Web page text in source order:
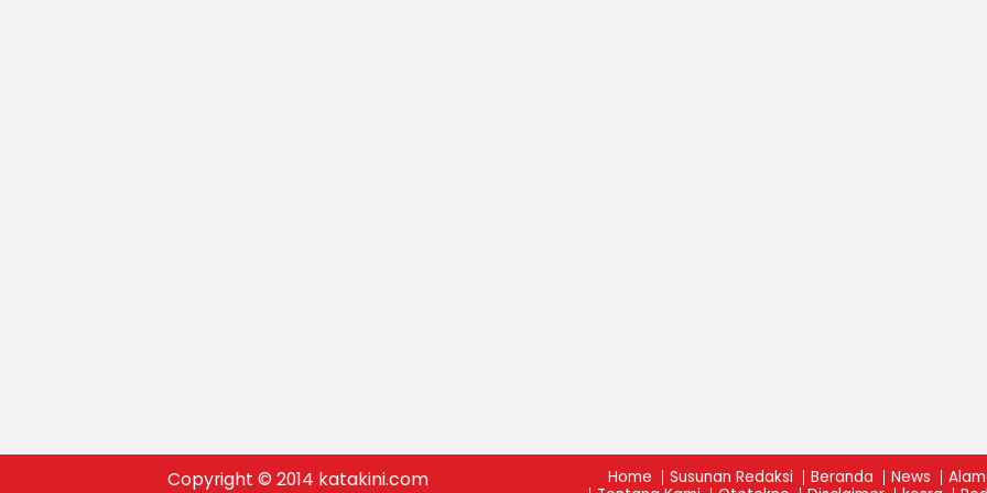
Home Susunan Redaksi Beranda News
Copyright © 2014 katakini.com